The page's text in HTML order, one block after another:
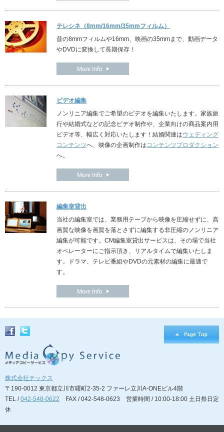
テレシネ（8mm/16mm/35mmフィルム）
昔の8mmフィルムや16mm、映画の35mmまで、動画データ
やDVDに変換して長期保存！
ビデオ編集
ノンリニア編集でご希望のビデオを編集いたします。家族旅
行や結婚式などの記念ビデオ制作や、企業向けの商品案内用
ビデオ等、幅広く対応いたします！結婚関連はウェディング
コンテンツへ、映像の企画制作はコンテンツプロダクション
へ。
編集室貸出
当社の編集室では、業務用テープから映像を圧縮せずに、高
画質な映像を画質を落とさずに編集する非圧縮のノンリニア
編集が可能です。CM編集室貸出サービスは、その場で当社
オペレーターにご指示頂き、リアルタイムで編集いたしま
す。ドラマ、テレビ番組やDVDの元素材の編集に最適で
す。
株式会社テックス
〒190-0012 東京都立川市曙町2-35-2 ファーレ立川A-ONEビル4階
TEL /042-548-0622 FAX / 042-548-0623 営業時間 / 10:00-18:00 土日祭日定
休